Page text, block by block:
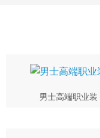
男士高端职业装